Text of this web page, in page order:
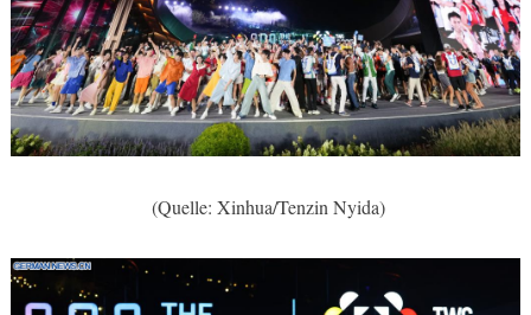
(Quelle: Xinhua/Tenzin Nyida)